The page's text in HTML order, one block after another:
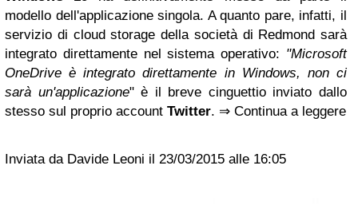
modello dell'applicazione singola. A quanto pare, infatti, il
servizio di cloud storage della società di Redmond sarà
integrato direttamente nel sistema operativo: "Microsoft
OneDrive è integrato direttamente in Windows, non ci
sarà un'applicazione" è il breve cinguettio inviato dallo
stesso sul proprio account Twitter. ⇒ Continua a leggere
Inviata da Davide Leoni il 23/03/2015 alle 16:05